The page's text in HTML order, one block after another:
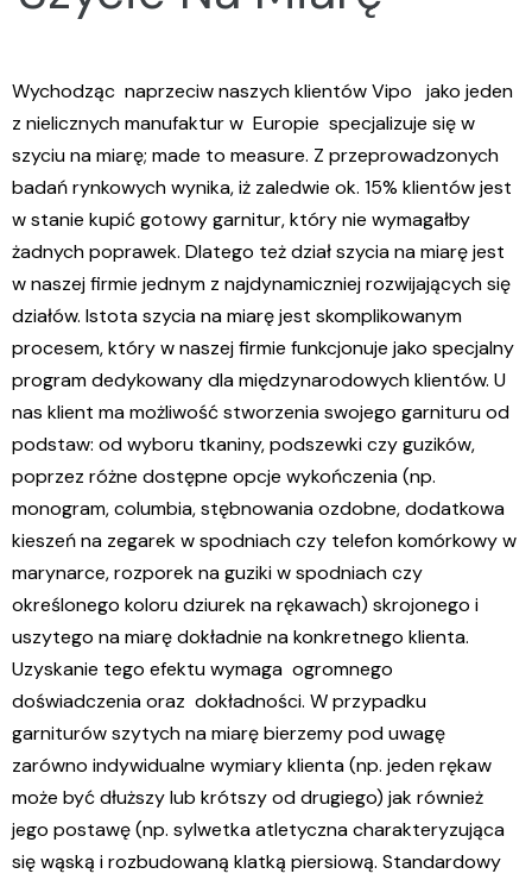
Wychodząc naprzeciw naszych klientów Vipo jako jeden
z nielicznych manufaktur w Europie specjalizuje się w
szyciu na miarę; made to measure. Z przeprowadzonych
badań rynkowych wynika, iż zaledwie ok. 15% klientów jest
w stanie kupić gotowy garnitur, który nie wymagałby
żadnych poprawek. Dlatego też dział szycia na miarę jest
w naszej firmie jednym z najdynamiczniej rozwijających się
działów. Istota szycia na miarę jest skomplikowanym
procesem, który w naszej firmie funkcjonuje jako specjalny
program dedykowany dla międzynarodowych klientów. U
nas klient ma możliwość stworzenia swojego garnituru od
podstaw: od wyboru tkaniny, podszewki czy guzików,
poprzez różne dostępne opcje wykończenia (np.
monogram, columbia, stębnowania ozdobne, dodatkowa
kieszeń na zegarek w spodniach czy telefon komórkowy w
marynarce, rozporek na guziki w spodniach czy
określonego koloru dziurek na rękawach) skrojonego i
uszytego na miarę dokładnie na konkretnego klienta.
Uzyskanie tego efektu wymaga ogromnego
doświadczenia oraz dokładności. W przypadku
garniturów szytych na miarę bierzemy pod uwagę
zarówno indywidualne wymiary klienta (np. jeden rękaw
może być dłuższy lub krótszy od drugiego) jak również
jego postawę (np. sylwetka atletyczna charakteryzująca
się wąską i rozbudowaną klatką piersiową. Standardowy